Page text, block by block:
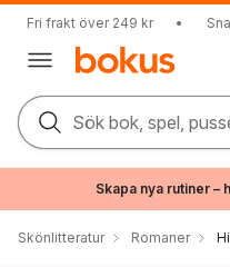
Fri frakt över 249 kr •
Sök bok, spel,
Skapa nya rutiner
Skönlitteratur Romaner